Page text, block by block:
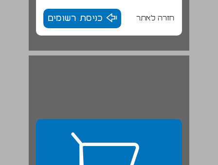
חזרה לאתר כניסת רשומים